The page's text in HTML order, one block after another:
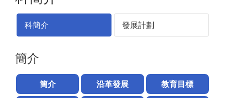
科簡介 發展計劃
簡介
簡介 沿革發展 教育目標